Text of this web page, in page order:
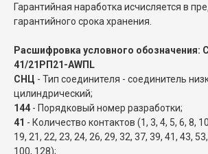
Гарантийная наработка исчисляется в
гарантийного срока хранения.
Расшифровка условного обозначения:
41/21РП21-AWПL
СНЦ - Тип соединителя - соединитель
цилиндрический;
144 - Порядковый номер разработки;
41 - Количество контактов (1, 3, 4, 5, 6, 8,
19, 21, 22, 23, 24, 26, 29, 32, 37, 39, 41, 43,
100, 128);